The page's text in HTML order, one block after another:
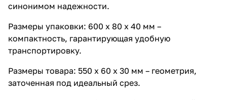
синонимом надежности.
Размеры упаковки: 600 х 80 х 40 мм –
компактность, гарантирующая удобную
транспортировку.
Размеры товара: 550 х 60 х 30 мм – геометрия,
заточенная под идеальный срез.